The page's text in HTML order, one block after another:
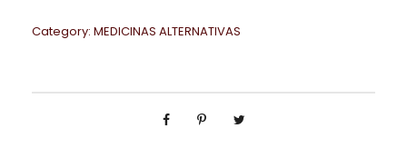
Category: MEDICINAS ALTERNATIVAS